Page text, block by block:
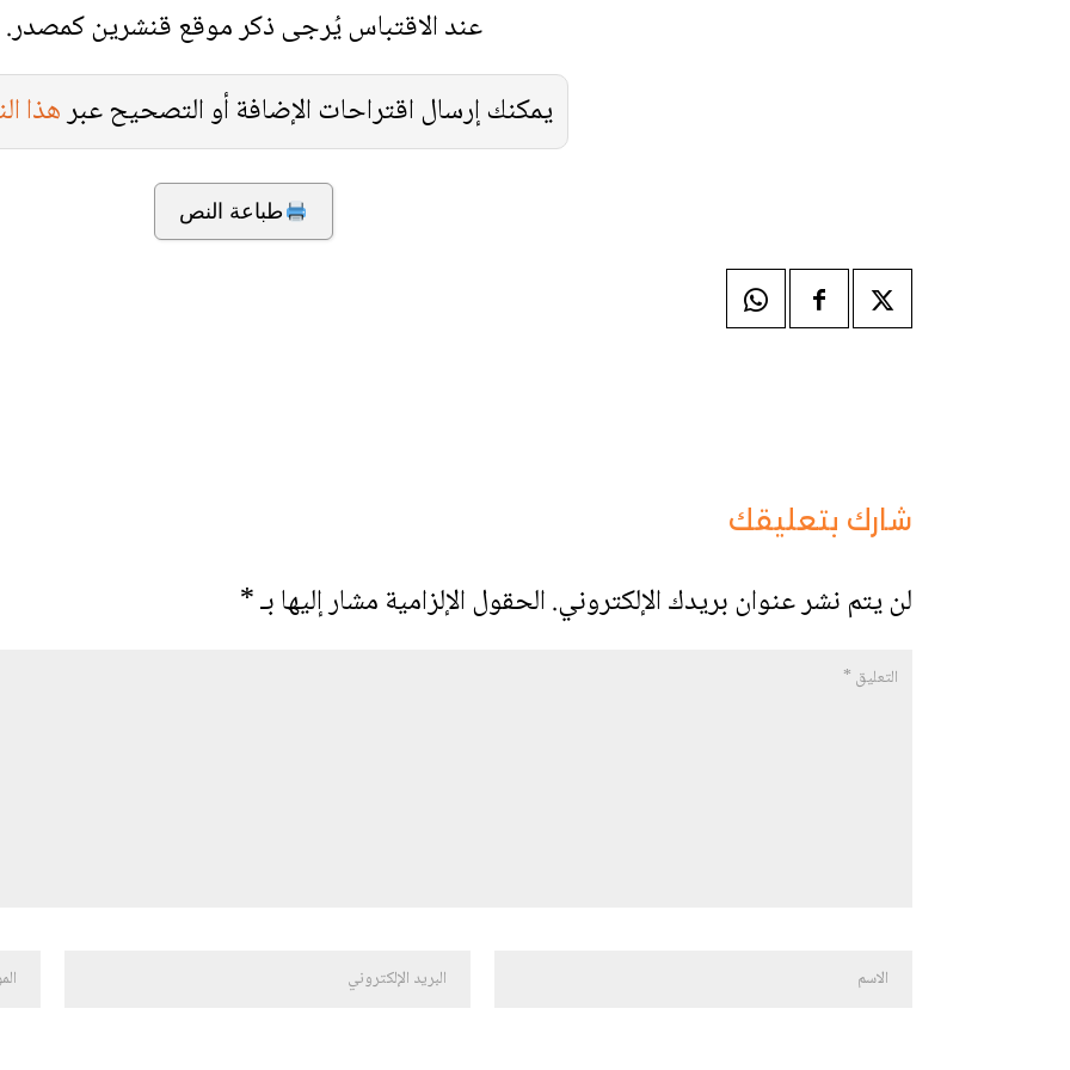
عند الاقتباس يُرجى ذكر موقع قنشرين كمصدر.
يمكنك إرسال اقتراحات الإضافة أو التصحيح عبرهذا
طباعة النص
شارك بتعليقك
لن يتم نشر عنوان بريدك الإلكتروني.الحقول الإلزامية مشار إليها بـ*